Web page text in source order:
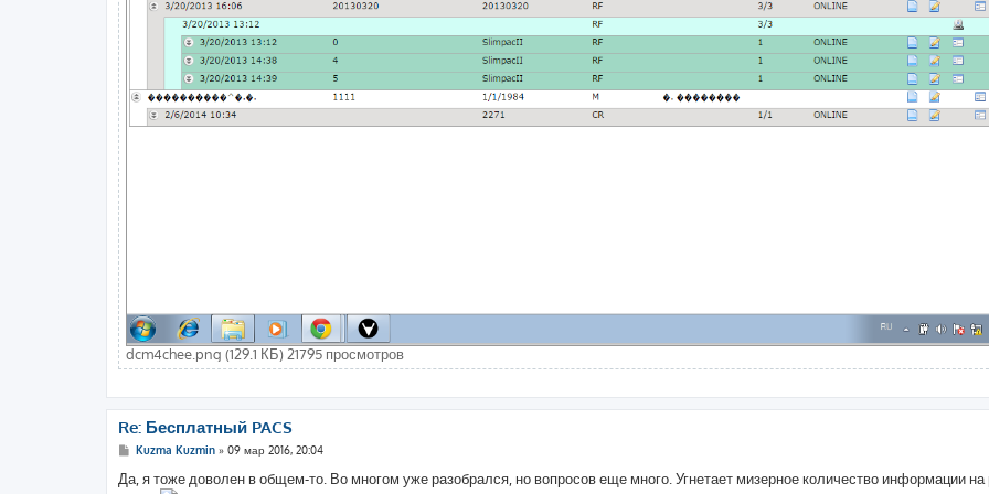
dcm4chee.png (129.1 КБ) 21795 просмотров
Re: Бесплатный PACS
С
о
б
Kuzma Kuzmin» 09 мар 2016, 20:04
Да, я тоже доволен в общем-то. Во многом уже разобрался, но вопросов еще много. Угнетает мизерное количество информации на